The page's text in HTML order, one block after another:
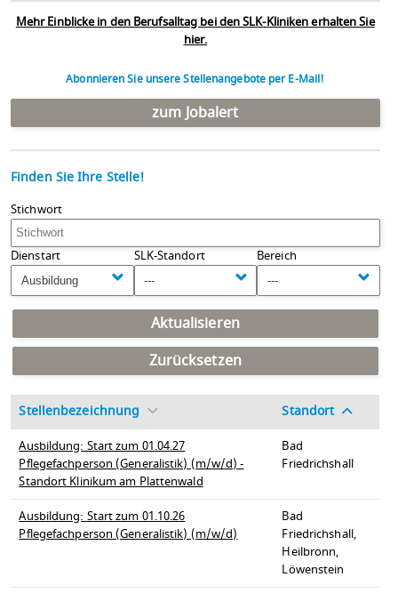
Mehr Einblicke in den Berufsalltag bei den SLK-Kliniken erhalten Sie
hier.
Abonnieren Sie unsere Stellenangebote per E-Mail!
zum Jobalert
Finden Sie Ihre Stelle!
Stichwort
Dienstart
Ausbildung
SLK-Standort
---
Bereich
---
Aktualisieren
Zurücksetzen
Stellenbezeichnung
Standort
Ausbildung: Start zum 01.04.27
Pflegefachperson (Generalistik) (m/w/d) -
Standort Klinikum am Plattenwald
Bad
Friedrichshall
Ausbildung: Start zum 01.10.26
Pflegefachperson (Generalistik) (m/w/d)
Bad
Friedrichshall,
Heilbronn,
Löwenstein